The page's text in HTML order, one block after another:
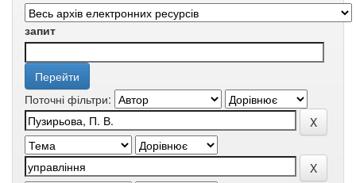
запит
Поточні фільтри: